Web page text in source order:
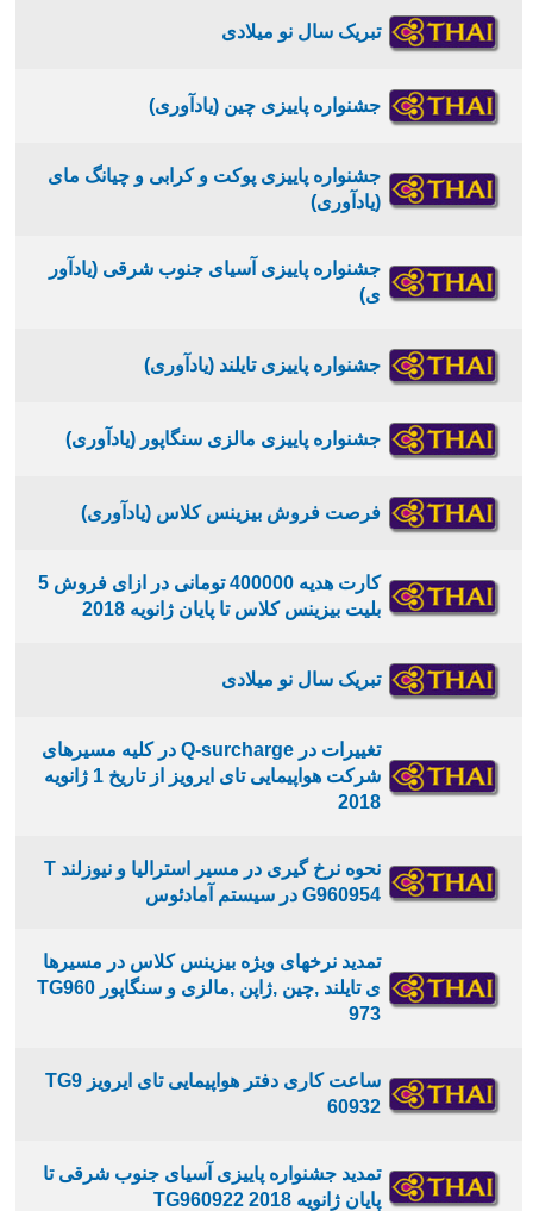
تبریک سال نو میلادی
جشنواره پاییزی چین (یادآوری)
جشنواره پاییزی پوکت و کرابی و چیانگ مای
(یادآوری)
جشنواره پاییزی آسیای جنوب شرقی (یادآور
ی)
جشنواره پاییزی تایلند (یادآوری)
جشنواره پاییزی مالزی سنگاپور (یادآوری)
فرصت فروش بیزینس کلاس (یادآوری)
کارت هدیه 400000 تومانی در ازای فروش 5
بلیت بیزینس کلاس تا پایان ژانویه 2018
تبریک سال نو میلادی
تغییرات در Q-surcharge در کلیه مسیرهای
شرکت هواپیمایی تای ایرویز از تاریخ 1 ژانویه
2018
نحوه نرخ گیری در مسیر استرالیا و نیوزلند T
G960954 در سیستم آمادئوس
تمدید نرخهای ویژه بیزینس کلاس در مسیرها
ی تایلند ,چین ,ژاپن ,مالزی و سنگاپور TG960
973
ساعت کاری دفتر هواپیمایی تای ایرویز TG9
60932
تمدید جشنواره پاییزی آسیای جنوب شرقی تا
پایان ژانویه 2018 TG960922